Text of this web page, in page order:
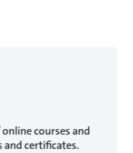
courses and
and certificates.